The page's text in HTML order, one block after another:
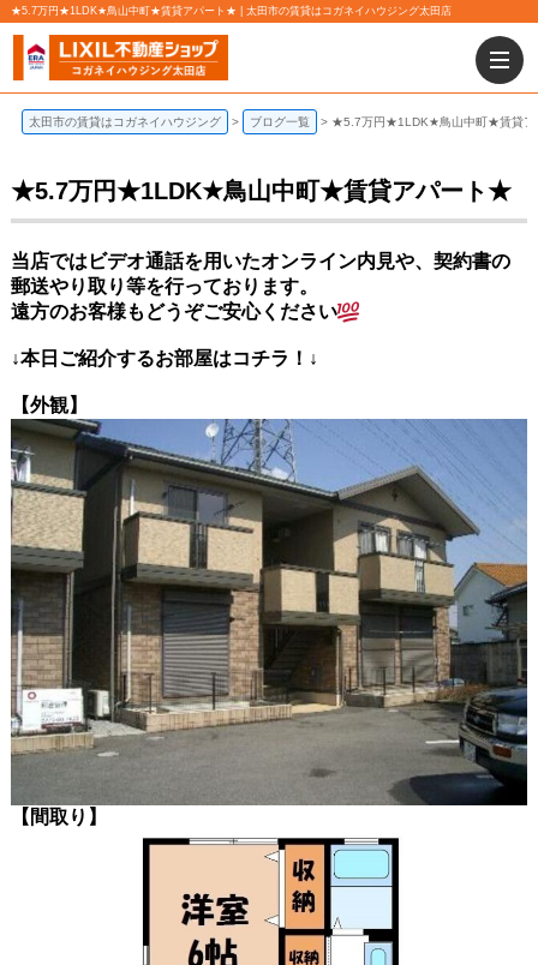
★5.7万円★1LDK★鳥山中町★賃貸アパート★ | 太田市の賃貸はコガネイハウジング太田店
太田市の賃貸はコガネイハウジング ブログ一覧 ★5.7万円★1LDK★鳥山中町★賃貸
★5.7万円★1LDK★鳥山中町★賃貸アパート★
当店ではビデオ通話を用いたオンライン内見や、契約書の
郵送やり取り等を行っております。
遠方のお客様もどうぞご安心ください
↓本日ご紹介するお部屋はコチラ！↓
【外観】
【間取り】